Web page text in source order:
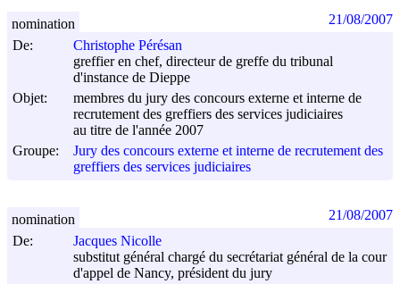
De:
Christophe Pérésan
greffier en chef, directeur de greffe du tribunal
d'instance de Dieppe
Objet:
membres du jury des concours externe et interne de
recrutement des greffiers des services judiciaires
au titre de l'année 2007
Groupe:
Jury des concours externe et interne de recrutement des
greffiers des services judiciaires
nomination 21/08/2007
De:
Jacques Nicolle
substitut général chargé du secrétariat général de la cour
d'appel de Nancy, président du jury
nomination 21/08/2007